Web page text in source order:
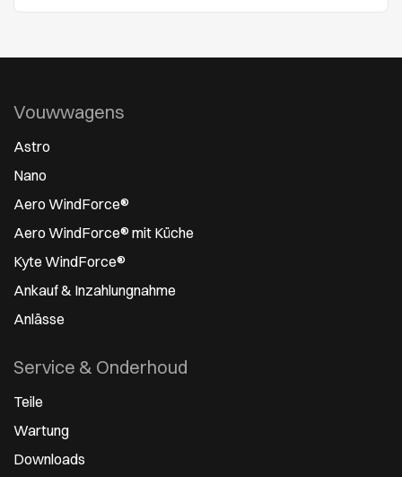
Vouwwagens
Astro
Nano
Aero WindForce®
Aero WindForce® mit Küche
Kyte WindForce®
Ankauf & Inzahlungnahme
Anlässe
Service & Onderhoud
Teile
Wartung
Downloads